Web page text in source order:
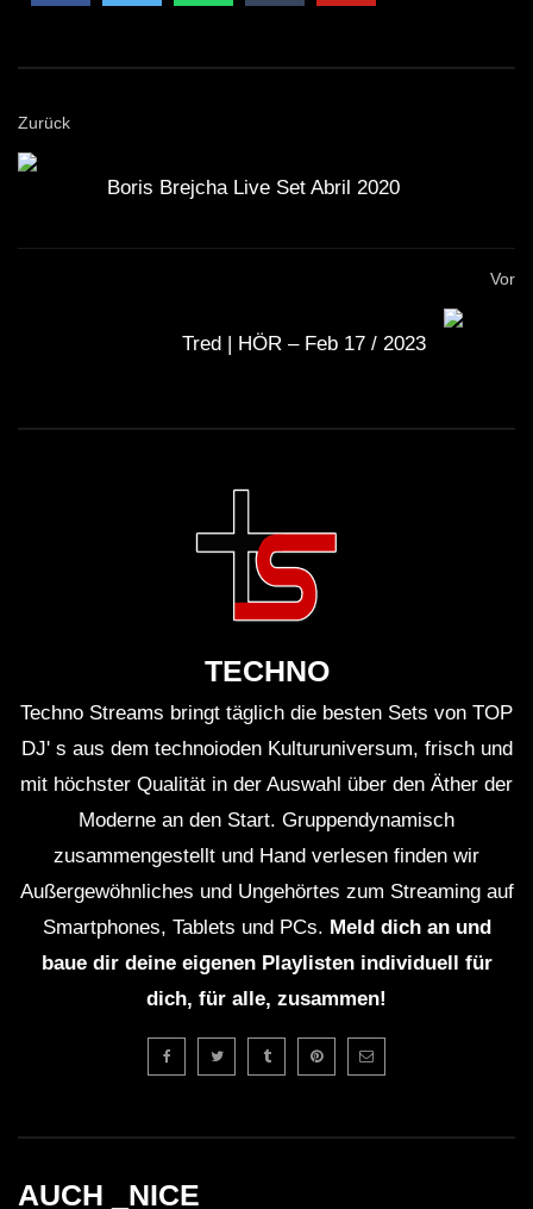
Zurück
Boris Brejcha Live Set Abril 2020
Vor
Tred | HÖR – Feb 17 / 2023
TECHNO
Techno Streams bringt täglich die besten Sets von TOP
DJ' s aus dem technoioden Kulturuniversum, frisch und
mit höchster Qualität in der Auswahl über den Äther der
Moderne an den Start. Gruppendynamisch
zusammengestellt und Hand verlesen finden wir
Außergewöhnliches und Ungehörtes zum Streaming auf
Smartphones, Tablets und PCs. Meld dich an und
baue dir deine eigenen Playlisten individuell für
dich, für alle, zusammen!
AUCH _NICE